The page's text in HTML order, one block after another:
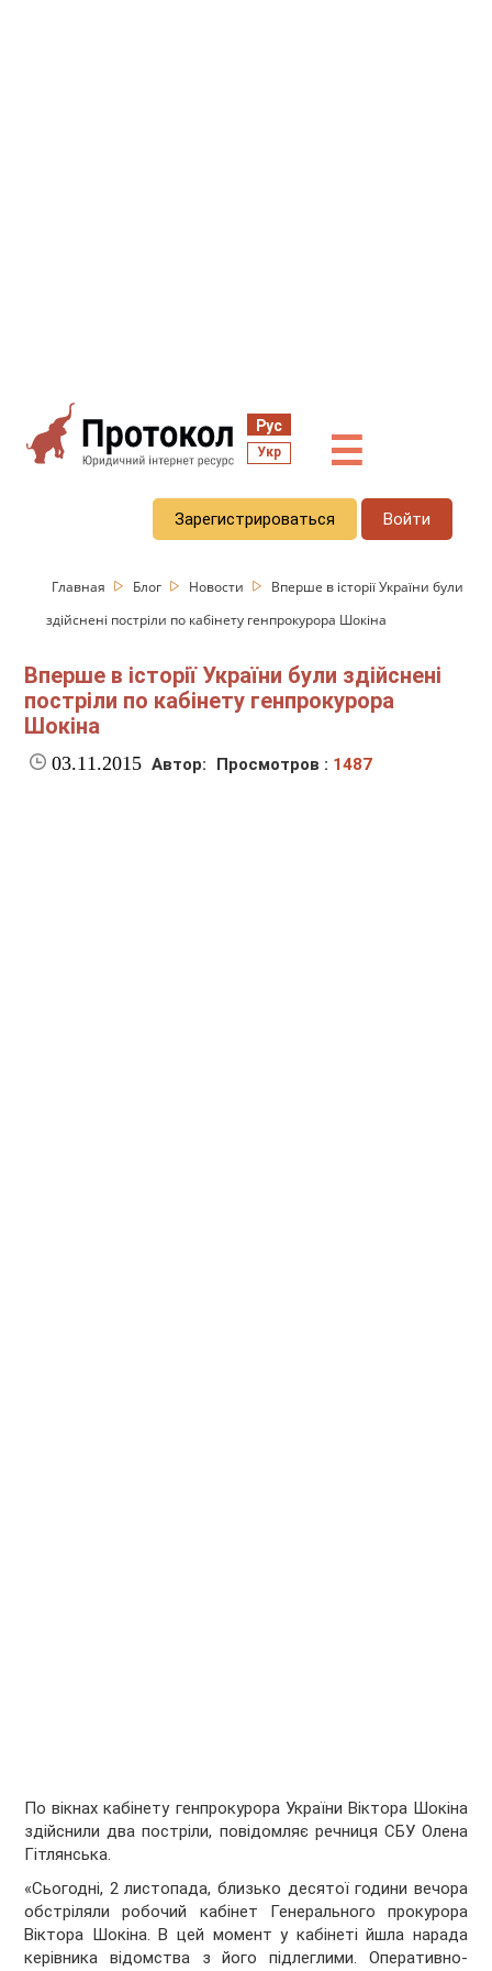
Рус
Укр ☰
Зарегистрироваться Войти
Главная Блог Новости
Вперше в історії України були
здійснені постріли по кабінету генпрокурора Шокіна
Вперше в історії України були здійснені
постріли по кабінету генпрокурора
Шокіна
03.11.2015 Автор: Просмотров : 1487
По вікнах кабінету генпрокурора України Віктора Шокіна
здійснили два постріли, повідомляє речниця СБУ Олена
Гітлянська.
«Сьогодні, 2 листопада, близько десятої години вечора
обстріляли робочий кабінет Генерального прокурора
Віктора Шокіна. В цей момент у кабінеті йшла нарада
керівника відомства з його підлеглими. Оперативно-